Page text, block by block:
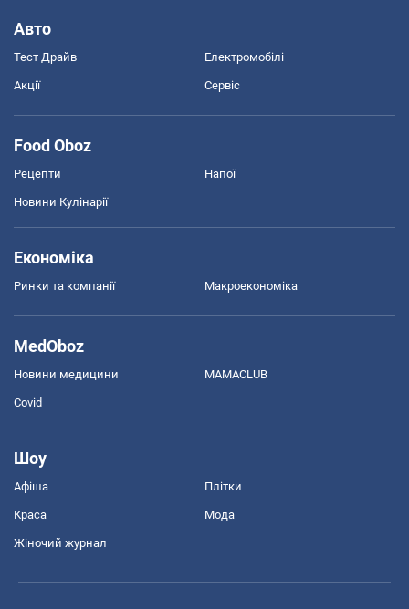
Авто
Тест Драйв Електромобілі
Акції Сервіс
Food Oboz
Рецепти Напої
Новини Кулінарії
Економіка
Ринки та компанії Макроекономіка
MedOboz
Новини медицини MAMACLUB
Covid
Шоу
Афіша Плітки
Краса Мода
Жіночий журнал